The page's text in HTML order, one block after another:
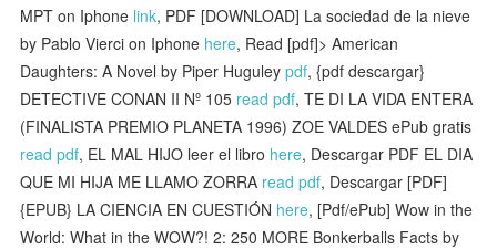
MPT on Iphone link, PDF [DOWNLOAD] La sociedad de la nieve
by Pablo Vierci on Iphone here, Read [pdf]> American
Daughters: A Novel by Piper Huguleypdf, {pdf descargar}
DETECTIVE CONAN II Nº 105 read pdf, TE DI LA VIDA ENTERA
(FINALISTA PREMIO PLANETA 1996) ZOE VALDES ePub gratis
read pdf, EL MAL HIJO leer el libro here, Descargar PDF EL DIA
QUE MI HIJA ME LLAMO ZORRA read pdf, Descargar [PDF]
{EPUB} LA CIENCIA EN CUESTIÓN here, [Pdf/ePub] Wow in the
World: What in the WOW?! 2: 250 MORE Bonkerballs Facts by